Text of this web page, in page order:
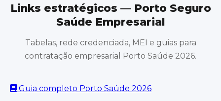
Links estratégicos — Porto Seguro
Saúde Empresarial
Tabelas, rede credenciada, MEI e guias para
contratação empresarial Porto Saúde 2026.
Guia completo Porto Saúde 2026